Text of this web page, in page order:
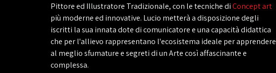
Pittore ed Illustratore Tradizionale, con le tecniche diConcept art
più moderne ed innovative. Lucio metterà a disposizione degli
iscritti la sua innata dote di comunicatore e una capacità didattica
che per l'allievo rappresentano l'ecosistema ideale per apprendere
al meglio sfumature e segreti di un Arte così affascinante e
complessa.